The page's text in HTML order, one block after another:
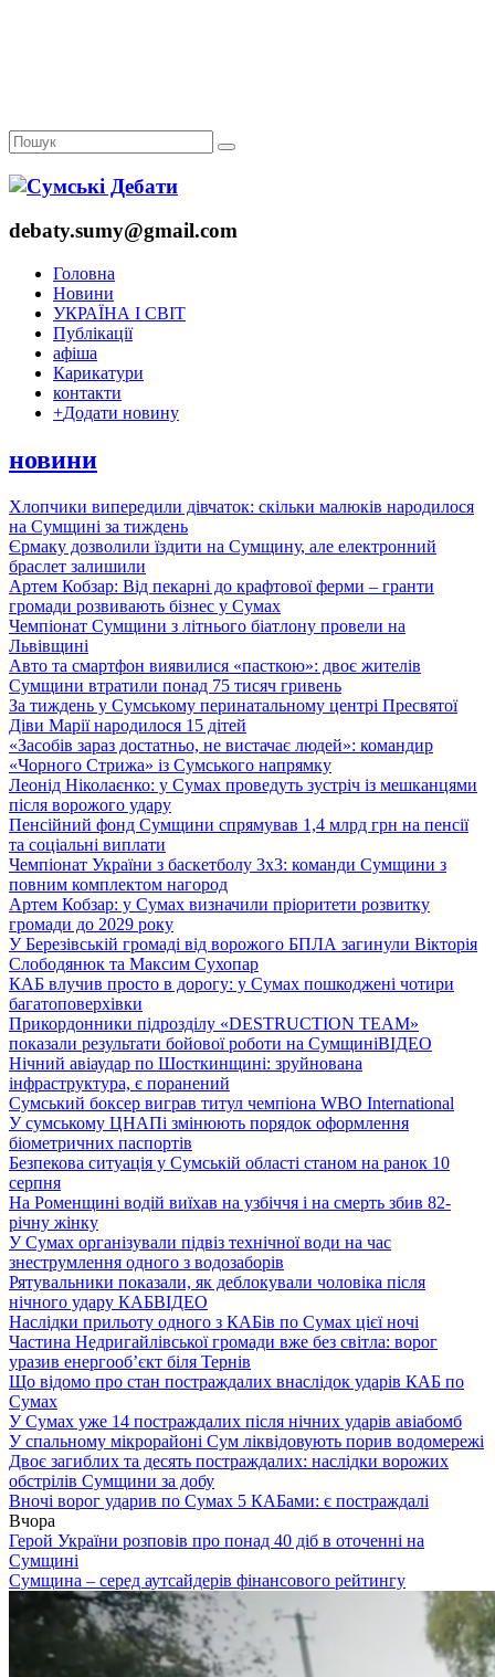
debaty.sumy@gmail.com
Головна
Новини
УКРАЇНА І СВІТ
Публікації
афіша
Карикатури
контакти
+Додати новину
новини
Хлопчики випередили дівчаток: скільки малюків народилося
на Сумщині за тиждень
Єрмаку дозволили їздити на Сумщину, але електронний
браслет залишили
Артем Кобзар: Від пекарні до крафтової ферми – гранти
громади розвивають бізнес у Сумах
Чемпіонат Сумщини з літнього біатлону провели на
Львівщині
Авто та смартфон виявилися «пасткою»: двоє жителів
Сумщини втратили понад 75 тисяч гривень
За тиждень у Сумському перинатальному центрі Пресвятої
Діви Марії народилося 15 дітей
«Засобів зараз достатньо, не вистачає людей»: командир
«Чорного Стрижа» із Сумського напрямку
Леонід Ніколаєнко: у Сумах проведуть зустріч із мешканцями
після ворожого удару
Пенсійний фонд Сумщини спрямував 1,4 млрд грн на пенсії
та соціальні виплати
Чемпіонат України з баскетболу 3х3: команди Сумщини з
повним комплектом нагород
Артем Кобзар: у Сумах визначили пріоритети розвитку
громади до 2029 року
У Березівській громаді від ворожого БПЛА загинули Вікторія
Слободянюк та Максим Сухопар
КАБ влучив просто в дорогу: у Сумах пошкоджені чотири
багатоповерхівки
Прикордонники підрозділу «DESTRUCTION TEAM»
показали результати бойової роботи на СумщиніВІДЕО
Нічний авіаудар по Шосткинщині: зруйнована
інфраструктура, є поранений
Сумський боксер виграв титул чемпіона WBO International
У сумському ЦНАПі змінюють порядок оформлення
біометричних паспортів
Безпекова ситуація у Сумській області станом на ранок 10
серпня
На Роменщині водій виїхав на узбіччя і на смерть збив 82-
річну жінку
У Сумах організували підвіз технічної води на час
знеструмлення одного з водозаборів
Рятувальники показали, як деблокували чоловіка після
нічного удару КАБВІДЕО
Наслідки прильоту одного з КАБів по Сумах цієї ночі
Частина Недригайлівської громади вже без світла: ворог
уразив енергооб’єкт біля Тернів
Що відомо про стан постраждалих внаслідок ударів КАБ по
Сумах
У Сумах уже 14 постраждалих після нічних ударів авіабомб
У спальному мікрорайоні Сум ліквідовують порив водомережі
Двоє загиблих та десять постраждалих: наслідки ворожих
обстрілів Сумщини за добу
Вночі ворог ударив по Сумах 5 КАБами: є постраждалі
Вчора
Герой України розповів про понад 40 діб в оточенні на
Сумщині
Сумщина – серед аутсайдерів фінансового рейтингу